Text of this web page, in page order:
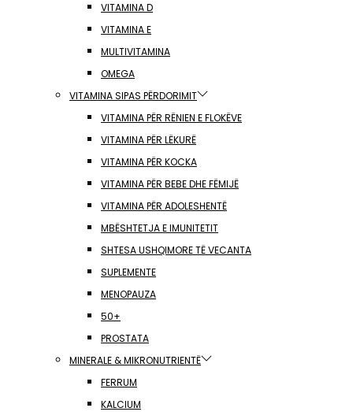
VITAMINA D
VITAMINA E
MULTIVITAMINA
OMEGA
VITAMINA SIPAS PËRDORIMIT
VITAMINA PËR RËNIEN E FLOKËVE
VITAMINA PËR LËKURË
VITAMINA PËR KOCKA
VITAMINA PËR BEBE DHE FËMIJË
VITAMINA PËR ADOLESHENTË
MBËSHTETJA E IMUNITETIT
SHTESA USHQIMORE TË VECANTA
SUPLEMENTE
MENOPAUZA
50+
PROSTATA
MINERALE & MIKRONUTRIENTË
FERRUM
KALCIUM